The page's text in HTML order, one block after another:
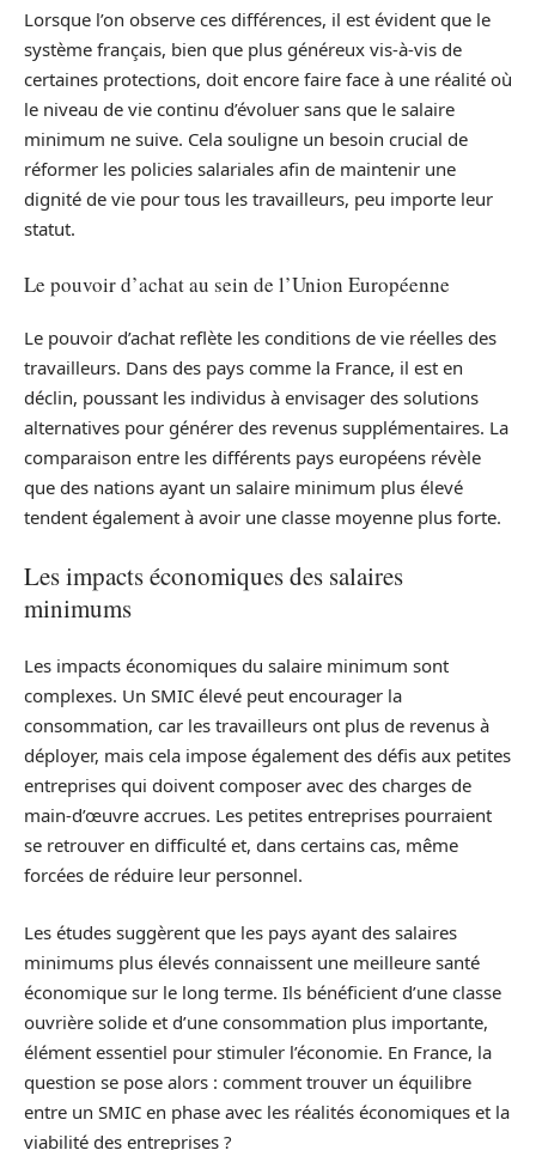
Lorsque l’on observe ces différences, il est évident que le
système français, bien que plus généreux vis-à-vis de
certaines protections, doit encore faire face à une réalité où
le niveau de vie continu d’évoluer sans que le salaire
minimum ne suive. Cela souligne un besoin crucial de
réformer les policies salariales afin de maintenir une
dignité de vie pour tous les travailleurs, peu importe leur
statut.
Le pouvoir d’achat au sein de l’Union Européenne
Le pouvoir d’achat reflète les conditions de vie réelles des
travailleurs. Dans des pays comme la France, il est en
déclin, poussant les individus à envisager des solutions
alternatives pour générer des revenus supplémentaires. La
comparaison entre les différents pays européens révèle
que des nations ayant un salaire minimum plus élevé
tendent également à avoir une classe moyenne plus forte.
Les impacts économiques des salaires
minimums
Les impacts économiques du salaire minimum sont
complexes. Un SMIC élevé peut encourager la
consommation, car les travailleurs ont plus de revenus à
déployer, mais cela impose également des défis aux petites
entreprises qui doivent composer avec des charges de
main-d’œuvre accrues. Les petites entreprises pourraient
se retrouver en difficulté et, dans certains cas, même
forcées de réduire leur personnel.
Les études suggèrent que les pays ayant des salaires
minimums plus élevés connaissent une meilleure santé
économique sur le long terme. Ils bénéficient d’une classe
ouvrière solide et d’une consommation plus importante,
élément essentiel pour stimuler l’économie. En France, la
question se pose alors : comment trouver un équilibre
entre un SMIC en phase avec les réalités économiques et la
viabilité des entreprises ?